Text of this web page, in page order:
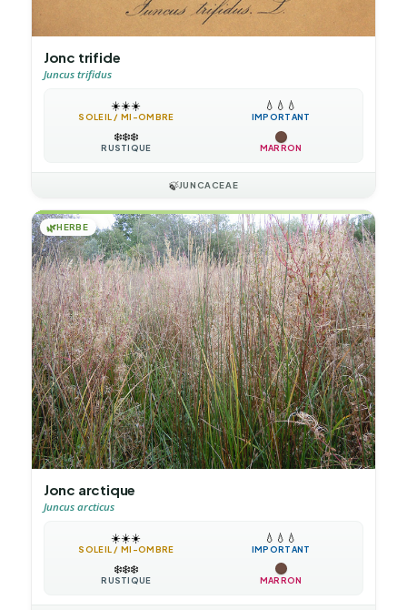
Jonc trifide
Juncus trifidus
☀️☀️☀️
SOLEIL / MI-OMBRE
💧 💧 💧
IMPORTANT
❄️❄️❄️
RUSTIQUE MARRON
🍃JUNCACEAE
🌿HERBE
Jonc arctique
Juncus arcticus
☀️☀️☀️
SOLEIL / MI-OMBRE
💧 💧 💧
IMPORTANT
❄️❄️❄️
RUSTIQUE MARRON